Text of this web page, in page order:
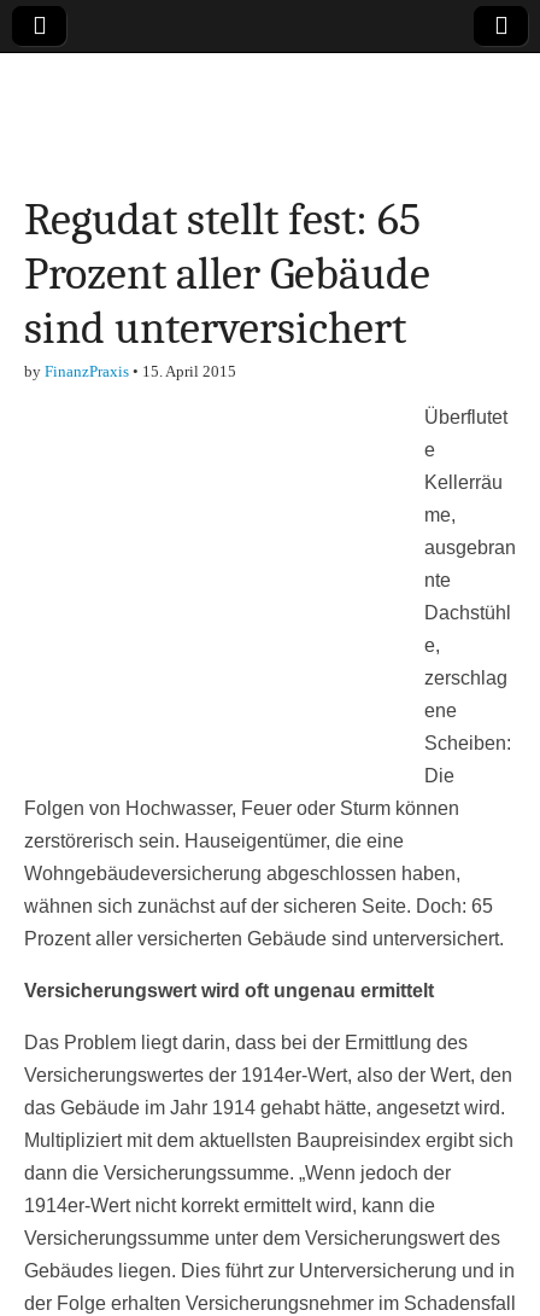
Finanzen,
Marketing-, Vertrieb-
& Investment-Tipps
Regudat stellt fest: 65
Prozent aller Gebäude
sind unterversichert
by FinanzPraxis • 15. April 2015
Überflutet
e
Kellerräu
me,
ausgebran
nte
Dachstühl
e,
zerschlag
ene
Scheiben:
Die
Folgen von Hochwasser, Feuer oder Sturm können
zerstörerisch sein. Hauseigentümer, die eine
Wohngebäudeversicherung abgeschlossen haben,
wähnen sich zunächst auf der sicheren Seite. Doch: 65
Prozent aller versicherten Gebäude sind unterversichert.
Versicherungswert wird oft ungenau ermittelt
Das Problem liegt darin, dass bei der Ermittlung des
Versicherungswertes der 1914er-Wert, also der Wert, den
das Gebäude im Jahr 1914 gehabt hätte, angesetzt wird.
Multipliziert mit dem aktuellsten Baupreisindex ergibt sich
dann die Versicherungssumme. „Wenn jedoch der
1914er-Wert nicht korrekt ermittelt wird, kann die
Versicherungssumme unter dem Versicherungswert des
Gebäudes liegen. Dies führt zur Unterversicherung und in
der Folge erhalten Versicherungsnehmer im Schadensfall